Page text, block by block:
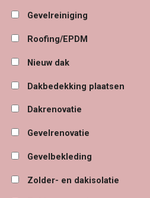
Gevelreiniging
Roofing/EPDM
Nieuw dak
Dakbedekking plaatsen
Dakrenovatie
Gevelrenovatie
Gevelbekleding
Zolder- en dakisolatie